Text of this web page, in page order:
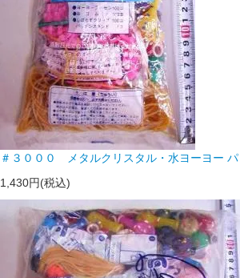
＃３０００ メタルクリスタル・水ヨーヨー パ
1,430円(税込)